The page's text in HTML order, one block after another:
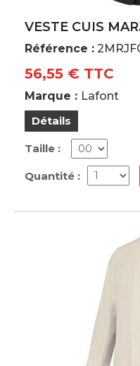
VESTE CUIS
Référence :
56,55 € TTC
Marque : Lafont
Détails
Taille :
Quantité :